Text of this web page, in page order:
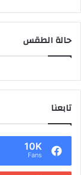
حالة الطقس
تابعنا
10K
Fans